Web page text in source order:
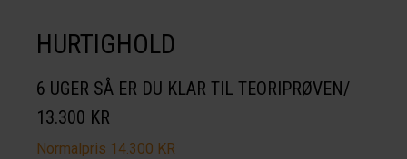
HURTIGHOLD
6 UGER SÅ ER DU KLAR TIL TEORIPRØVEN/
13.300 KR
Normalpris 14.300 KR